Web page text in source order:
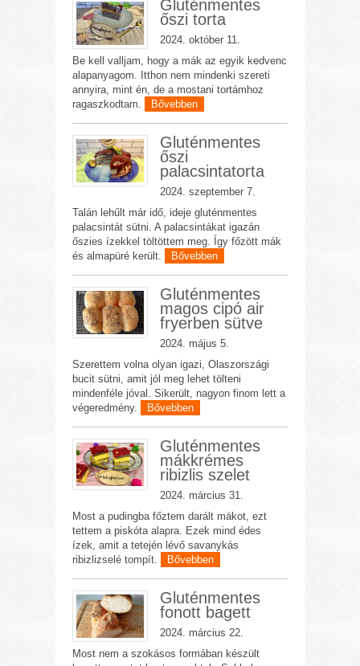
Gluténmentes
őszi torta
2024. október 11.
Be kell valljam, hogy a mák az egyik kedvenc
alapanyagom. Itthon nem mindenki szereti
annyira, mint én, de a mostani tortámhoz
ragaszkodtam.
Bővebben
Gluténmentes
őszi
palacsintatorta
2024. szeptember 7.
Talán lehűlt már idő, ideje gluténmentes
palacsintát sütni. A palacsintákat igazán
őszies ízekkel töltöttem meg. Így főzött mák
és almapüré került.
Bővebben
Gluténmentes
magos cipó air
fryerben sütve
2024. május 5.
Szerettem volna olyan igazi, Olaszországi
bucit sütni, amit jól meg lehet tölteni
mindenféle jóval. Sikerült, nagyon finom lett a
végeredmény.
Bővebben
Gluténmentes
mákkrémes
ribizlis szelet
2024. március 31.
Most a pudingba főztem darált mákot, ezt
tettem a piskóta alapra. Ezek mind édes
ízek, amit a tetején lévő savanykás
ribizlizselé tompít.
Bővebben
Gluténmentes
fonott bagett
2024. március 22.
Most nem a szokásos formában készült